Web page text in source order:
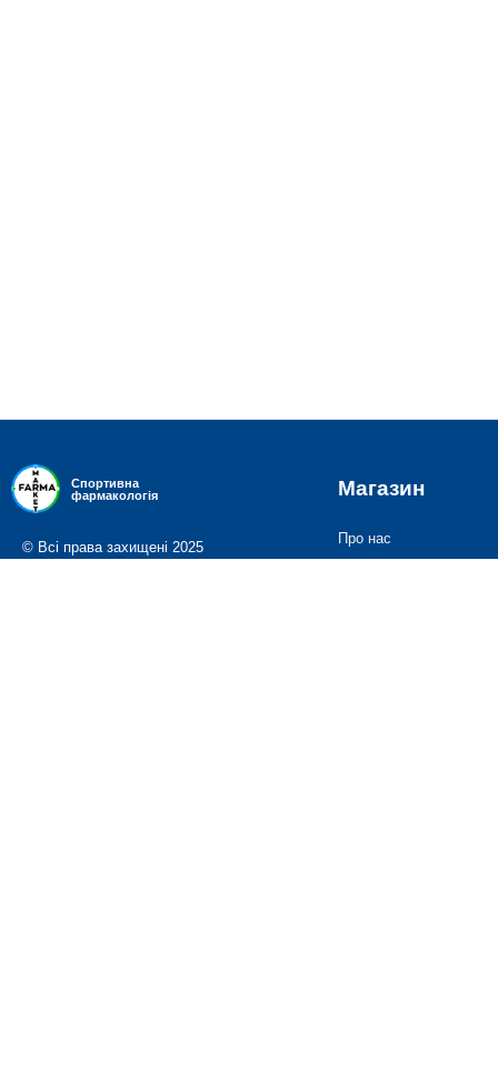
Спортивна
фармакологія
© Всі права захищені 2025
Магазин
Про нас